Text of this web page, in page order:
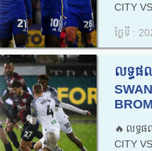
CITY
ថ្ងៃទី :
លទ្ធផ
🔥លទ្ធផ
CITY